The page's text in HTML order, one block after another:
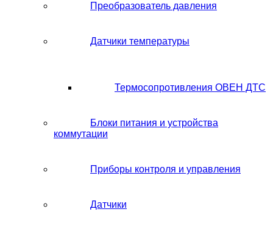
Преобразователь давления
Датчики температуры
Термосопротивления ОВЕН ДТС
Блоки питания и устройства
коммутации
Приборы контроля и управления
Датчики